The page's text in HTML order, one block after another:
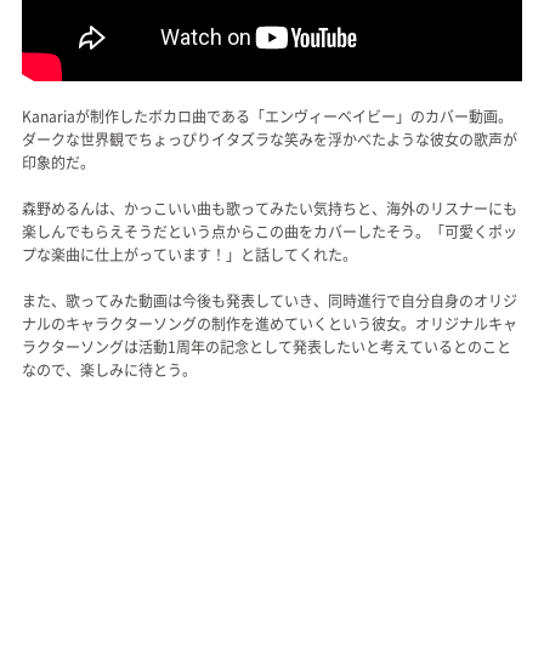
Kanariaが制作したボカロ曲である「エンヴィーベイビー」のカバー動画。
ダークな世界観でちょっぴりイタズラな笑みを浮かべたような彼女の歌声が
印象的だ。
森野めるんは、かっこいい曲も歌ってみたい気持ちと、海外のリスナーにも
楽しんでもらえそうだという点からこの曲をカバーしたそう。「可愛くポッ
プな楽曲に仕上がっています！」と話してくれた。
また、歌ってみた動画は今後も発表していき、同時進行で自分自身のオリジ
ナルのキャラクターソングの制作を進めていくという彼女。オリジナルキャ
ラクターソングは活動1周年の記念として発表したいと考えているとのこと
なので、楽しみに待とう。